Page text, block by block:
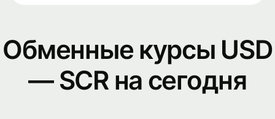
Обменные курсы USD
— SCR на сегодня